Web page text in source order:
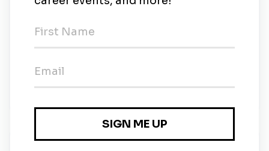
Informações Adicionais
Experiência em startup
(Geração Distribuída)